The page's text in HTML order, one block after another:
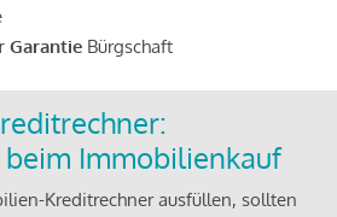
Garantie Bürgschaft
Immobilienkauf
Kreditrechner ausfüllen, sollten